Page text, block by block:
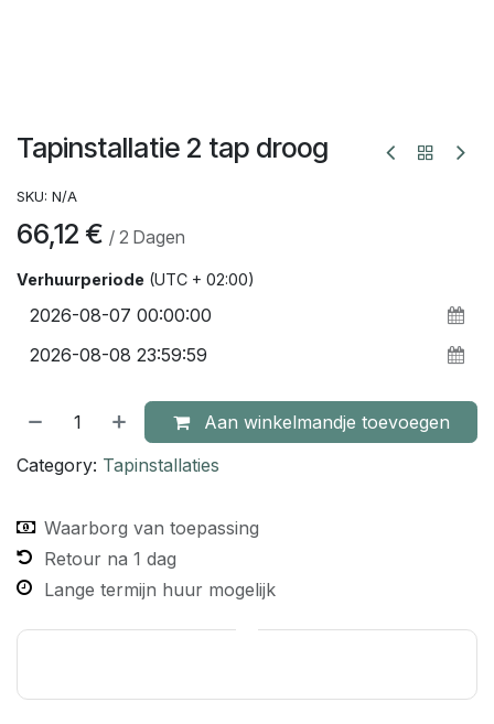
Tapinstallatie 2 tap droog
SKU: N/A
66,12 € / 2 Dagen
Verhuurperiode (UTC + 02:00)
Aan winkelmandje toevoegen
Category: Tapinstallaties
Waarborg van toepassing
Retour na 1 dag
Lange termijn huur mogelijk